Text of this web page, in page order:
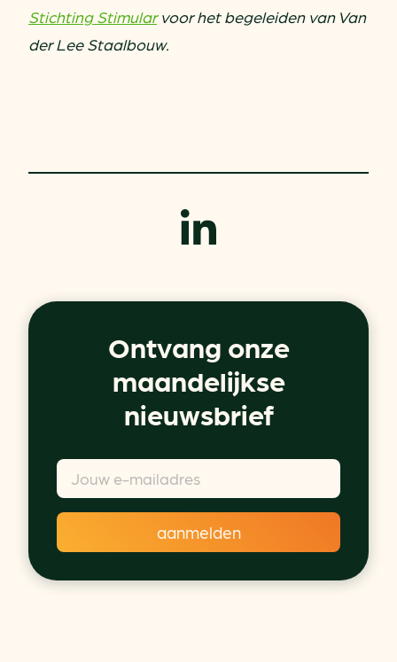
Stichting Stimularvoor het begeleiden van Van
der Lee Staalbouw.
Ontvang onze
maandelijkse
nieuwsbrief